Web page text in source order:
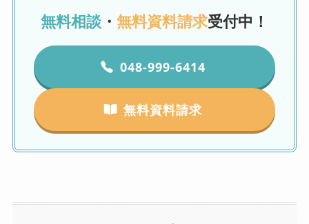
無料相談 ・ 無料資料請求受付中！
048-999-6414
無料資料請求